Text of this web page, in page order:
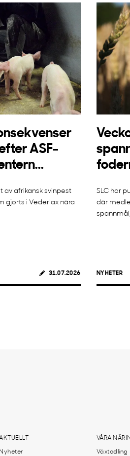
ASF-
av afrikansk svinpest
gjorts i Vederlax nära
31.07.2026
SLC har
där
NYHETER
Nyheter
VÅRA
Växtodling